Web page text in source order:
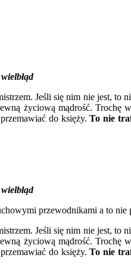
Jeśli się nim nie jest,
życiową mądrość.
do księży.To nie
przewodnikami a to nie
Jeśli się nim nie jest,
życiową mądrość.
do księży.To nie